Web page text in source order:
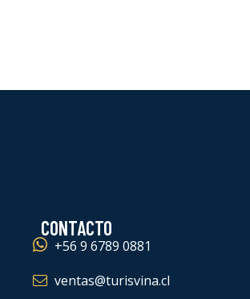
CONTACTO
+56 9 6789 0881
ventas@turisvina.cl